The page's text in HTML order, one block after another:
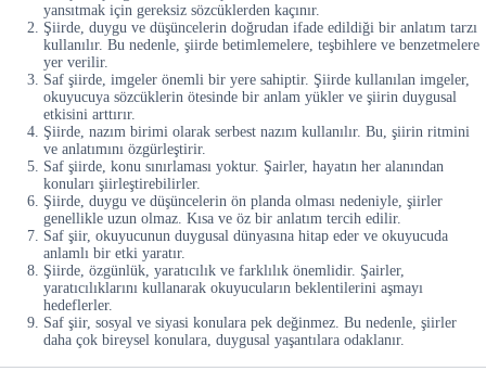
yansıtmak için gereksiz sözcüklerden kaçınır.
Şiirde, duygu ve düşüncelerin doğrudan ifade edildiği bir anlatım tarzı
kullanılır. Bu nedenle, şiirde betimlemelere, teşbihlere ve benzetmelere
yer verilir.
Saf şiirde, imgeler önemli bir yere sahiptir. Şiirde kullanılan imgeler,
okuyucuya sözcüklerin ötesinde bir anlam yükler ve şiirin duygusal
etkisini arttırır.
Şiirde, nazım birimi olarak serbest nazım kullanılır. Bu, şiirin ritmini
ve anlatımını özgürleştirir.
Saf şiirde, konu sınırlaması yoktur. Şairler, hayatın her alanından
konuları şiirleştirebilirler.
Şiirde, duygu ve düşüncelerin ön planda olması nedeniyle, şiirler
genellikle uzun olmaz. Kısa ve öz bir anlatım tercih edilir.
Saf şiir, okuyucunun duygusal dünyasına hitap eder ve okuyucuda
anlamlı bir etki yaratır.
Şiirde, özgünlük, yaratıcılık ve farklılık önemlidir. Şairler,
yaratıcılıklarını kullanarak okuyucuların beklentilerini aşmayı
hedeflerler.
Saf şiir, sosyal ve siyasi konulara pek değinmez. Bu nedenle, şiirler
daha çok bireysel konulara, duygusal yaşantılara odaklanır.